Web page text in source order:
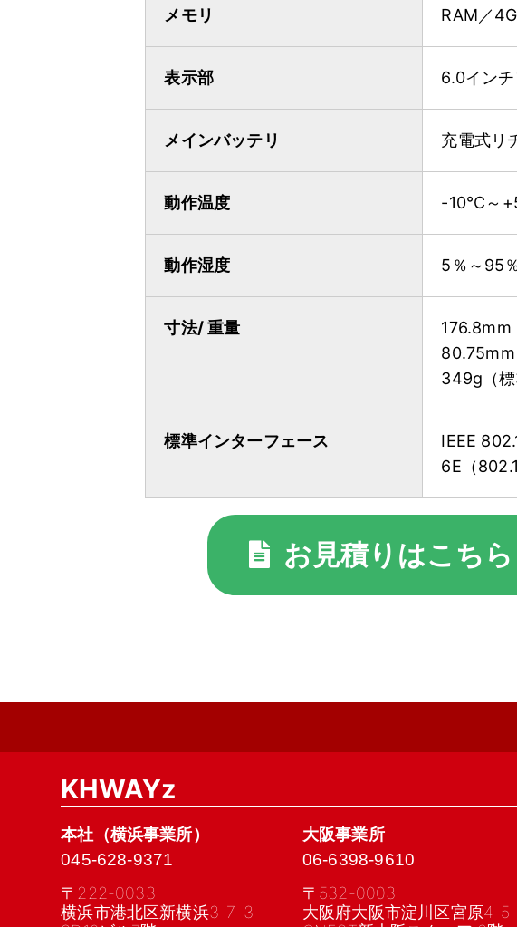
メモリ RAM／
表示部 6.0イン
メインバッテリ 充電式リ
動作温度 -10°C～
動作湿度 5％～95
寸法/ 重量
176.8mm
80.75mm
349g（標
標準インターフェース
IEEE
6E（
お見積りはこちら
KHWAYz
本社（横浜事業所）
045-628-9371
〒222-0033
横浜市港北区新横浜3-7-3
大阪事業所
06-6398-9610
〒532-0003
大阪府大阪市淀川区宮原4-